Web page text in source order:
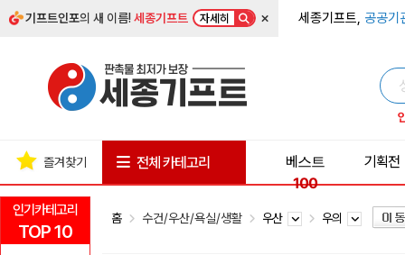
기프트인포의 새 이름!세종기프트 자세히 × 세종기프트, 공공기
인기카테고리
TOP 10
즐겨찾기 전체 카테고리
베스트
100
기획전
홈 수건/우산/욕실/생활 우산 우의